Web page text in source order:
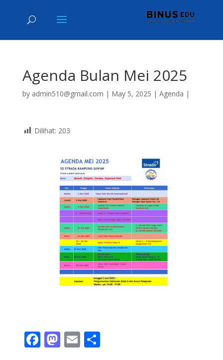
Agenda Bulan Mei 2025
by admin510@gmail.com | May 5, 2025 | Agenda |
Dilihat: 203
F
ac
M
as
E
m
S